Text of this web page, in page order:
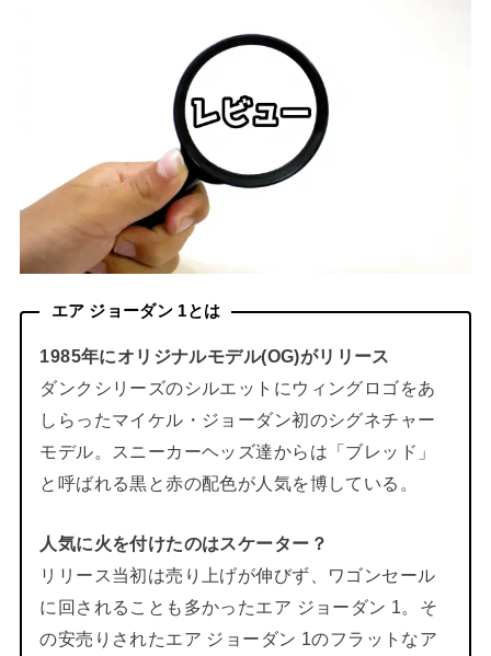
エア ジョーダン 1とは
1985年にオリジナルモデル(OG)がリリース
ダンクシリーズのシルエットにウィングロゴをあ
しらったマイケル・ジョーダン初のシグネチャー
モデル。スニーカーヘッズ達からは「ブレッド」
と呼ばれる黒と赤の配色が人気を博している。
人気に火を付けたのはスケーター？
リリース当初は売り上げが伸びず、ワゴンセール
に回されることも多かったエア ジョーダン 1。そ
の安売りされたエア ジョーダン 1のフラットなア